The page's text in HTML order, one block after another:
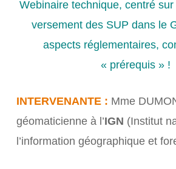
Webinaire technique, centré
versement des SUP dans le
aspects réglementaires,
« prérequis » !
INTERVENANTE : Mme
géomaticienne à l’IGN (Institut
l’information géographique et